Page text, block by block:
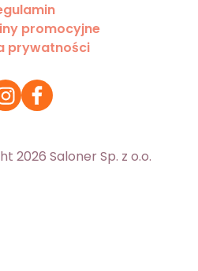
promocyjne
prywatności
2026 Saloner Sp. z o.o.